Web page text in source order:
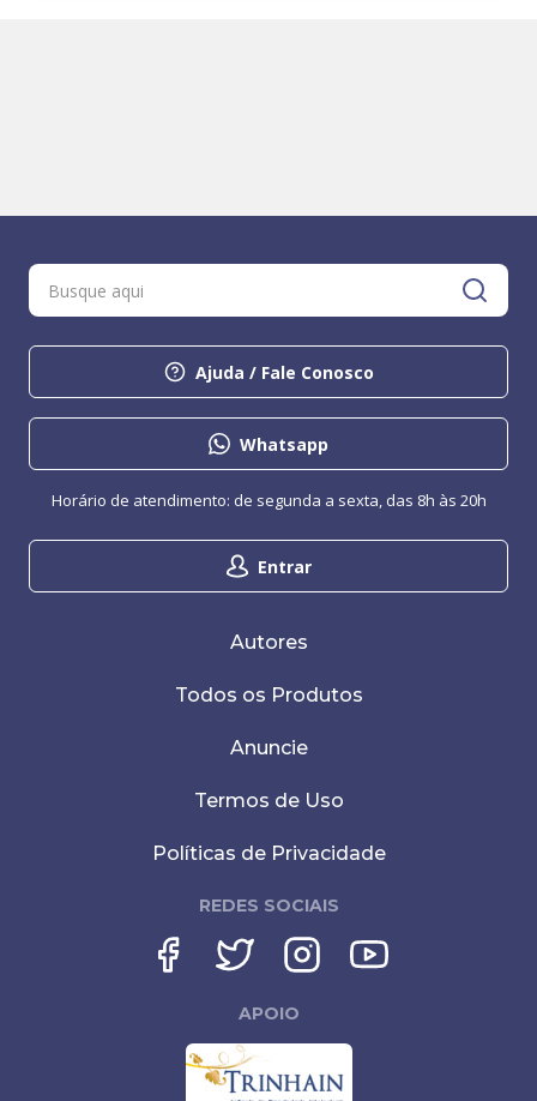
Ajuda / Fale Conosco
Whatsapp
Entrar
Horário de atendimento: de segunda a sexta, das 8h às 20h
Autores
Todos os Produtos
Anuncie
Termos de Uso
Políticas de Privacidade
REDES SOCIAIS
APOIO